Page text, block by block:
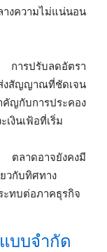
งความไม่แน่นอน
ารปรับลดอัตรา
ส่งสัญญาณที่ชัดเจน
กับการประคอง
เงินเฟ้อที่เริ่ม
ตลาดอาจยังคงมี
วกับทิศทาง
ะทบต่อภาคธุรกิจ
บบจำกัด